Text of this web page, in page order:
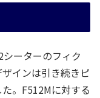
ーターのフィク
インは引き続きピ
。F512Mに対する